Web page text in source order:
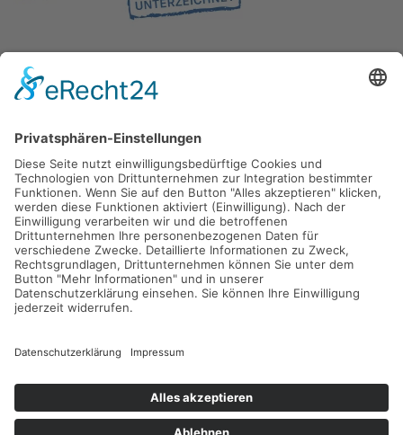
Gefördert durch die
Freie und Hansestadt Hamburg
SUCHT.HAMBURG gGmbH